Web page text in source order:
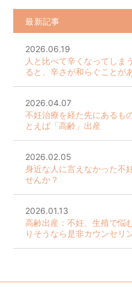
最新記事
2026.06.19
人と比べて辛くなってしま
ると、辛さが和らぐことが
2026.04.07
不妊治療を経た先にあるも
とえば「高齢」出産
2026.02.05
身近な人に言えなかった不
せんか？
2026.01.13
高齢出産：不妊、生殖で悩
りそうなら是非カウンセリ